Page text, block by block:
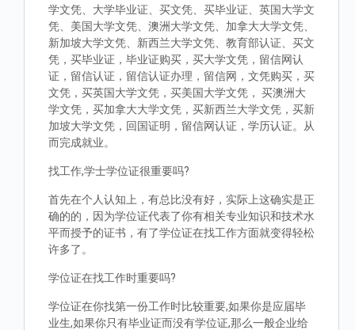
学文凭、大学毕业证、买文凭、买毕业证、英国大学文
凭、美国大学文凭、澳洲大学文凭、加拿大大学文凭、
新加坡大学文凭、新西兰大学文凭、教育部认证、买文
凭，买毕业证，毕业证购买，买大学文凭，留信网认
证，留信认证，留信认证办理，留信网，文凭购买，买
文凭，买英国大学文凭，买美国大学文凭， 买澳洲大
学文凭，买加拿大大学文凭，买新西兰大学文凭，买新
加坡大学文凭，回国证明，留信网认证，学历认证。从
而完成就业。
找工作,学士学位证很重要吗?
首先在个人认知上，有总比没有好，实际上这确实是正
确的的，因为学位证代表了你有相关专业知识和技术水
平而授予的证书，有了学位证在找工作方面就变得轻松
许多了。
学位证在找工作时重要吗?
学位证在你找第一份工作时比较重要,如果你是应届毕
业生,如果你只有毕业证而没有学位证,那么一般企业给